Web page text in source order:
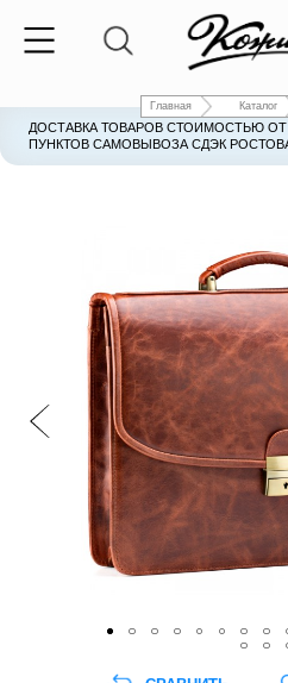
Главная Каталог
ДОСТАВКА ТОВАРОВ СТОИМОСТЬЮ ОТ
ПУНКТОВ САМОВЫВОЗА СДЭК